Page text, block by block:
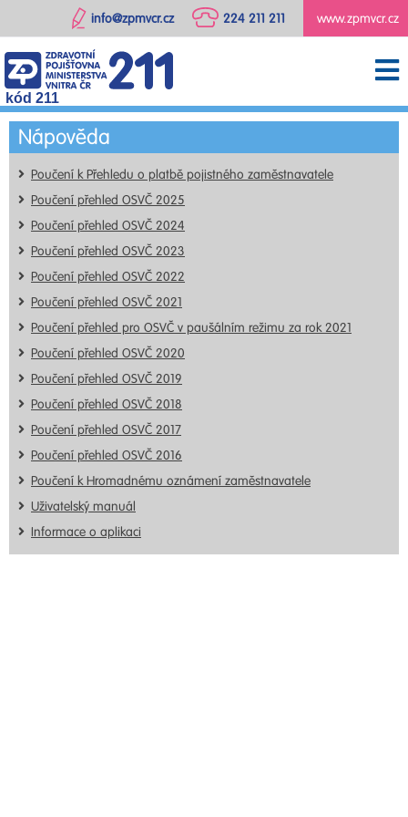
www.zpmvcr.cz
224 211 211
info@zpmvcr.cz
kód 211
Nápověda
Poučení k Přehledu o platbě pojistného zaměstnavatele
Poučení přehled OSVČ 2025
Poučení přehled OSVČ 2024
Poučení přehled OSVČ 2023
Poučení přehled OSVČ 2022
Poučení přehled OSVČ 2021
Poučení přehled pro OSVČ v paušálním režimu za rok 2021
Poučení přehled OSVČ 2020
Poučení přehled OSVČ 2019
Poučení přehled OSVČ 2018
Poučení přehled OSVČ 2017
Poučení přehled OSVČ 2016
Poučení k Hromadnému oznámení zaměstnavatele
Uživatelský manuál
Informace o aplikaci